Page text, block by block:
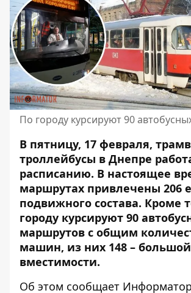
По городу курсируют 90
В пятницу, 17 февраля,
троллейбусы в Днепре
расписанию. В настоящее
маршрутах привлечены 206
подвижного состава. Кроме
городу курсируют 90
маршрутов с общим
машин, из них 148 – большой
вместимости.
Об этом сообщает